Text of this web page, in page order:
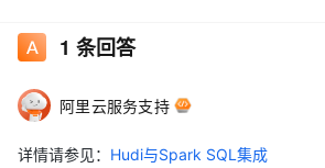
1 条回答
阿里云服务支持
详情请参见： Hudi与Spark SQL集成